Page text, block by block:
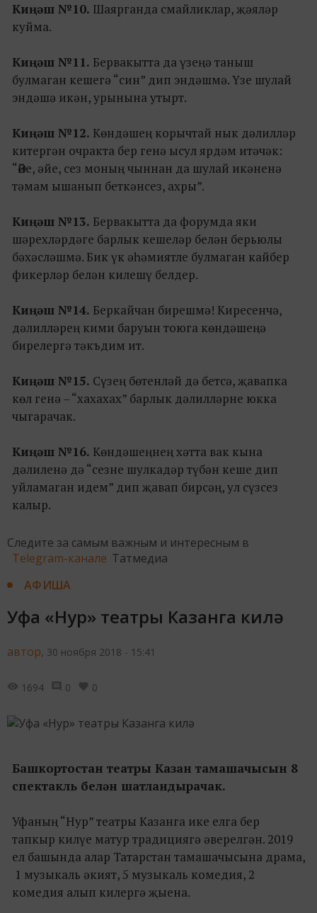
Киңәш №10. Шаярганда смайликлар, җәяләр
куйма.
Киңәш №11. Бервакытта да үзеңә таныш
булмаган кешегә “син” дип эндәшмә. Үзе шулай
эндәшә икән, урынына утырт.
Киңәш №12. Көндәшең корычтай нык дәлилләр
китергән очракта бер генә ысул ярдәм итәчәк:
“Әйе, әйе, сез моның чыннан да шулай икәненә
тәмам ышанып беткәнсез, ахры”.
Киңәш №13. Бервакытта да форумда яки
шәрехләрдәге барлык кешеләр белән берьюлы
бәхәсләшмә. Бик үк әһәмиятле булмаган кайбер
фикерләр белән килешү белдер.
Киңәш №14. Беркайчан бирешмә! Киресенчә,
дәлилләрең кими баруын тоюга көндәшеңә
бирелергә тәкъдим ит.
Киңәш №15. Сүзең бөтенләй дә бетсә, җавапка
көл генә – “хахахах” барлык дәлилләрне юкка
чыгарачак.
Киңәш №16. Көндәшеңнең хәтта вак кына
дәлиленә дә “сезне шулкадәр түбән кеше дип
уйламаган идем” дип җавап бирсәң, ул сүзсез
калыр.
Следите за самым важным и интересным в
Telegram-канале Татмедиа
АФИША
Уфа «Нур» театры Казанга килә
автор, 30 ноября 2018 - 15:41
1694 0 0
Башкортостан театры Казан тамашачысын 8
спектакль белән шатландырачак.
Уфаның “Нур” театры Казанга ике елга бер
тапкыр килүе матур традициягә әверелгән. 2019
ел башында алар Татарстан тамашачысына драма,
1 музыкаль әкият, 5 музыкаль комедия, 2
комедия алып килергә җыена.